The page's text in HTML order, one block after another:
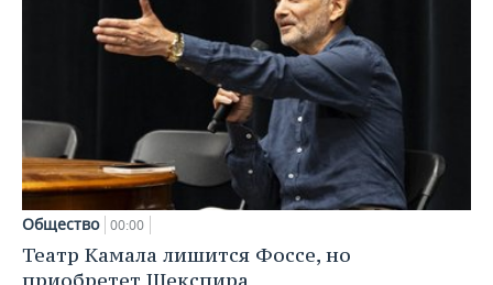
Общество 00:00
Театр Камала лишится Фоссе, но
приобретет Шекспира